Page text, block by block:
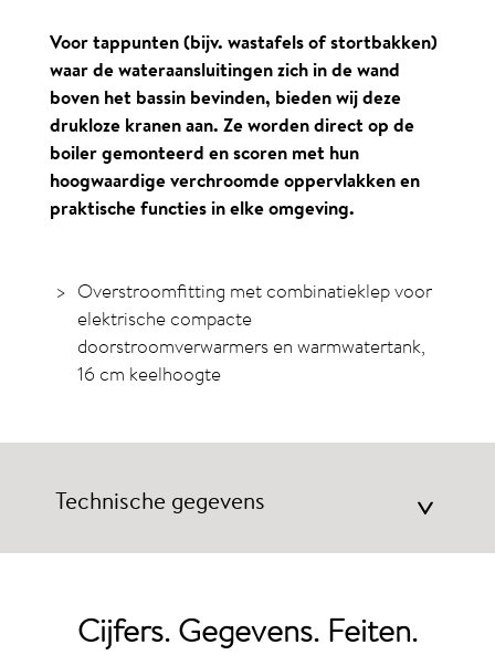
Voor tappunten (bijv. wastafels of stortbakken)
waar de wateraansluitingen zich in de wand
boven het bassin bevinden, bieden wij deze
drukloze kranen aan. Ze worden direct op de
boiler gemonteerd en scoren met hun
hoogwaardige verchroomde oppervlakken en
praktische functies in elke omgeving.
Overstroomfitting met combinatieklep voor
elektrische compacte
doorstroomverwarmers en warmwatertank,
16 cm keelhoogte
Technische gegevens >
Cijfers. Gegevens. Feiten.